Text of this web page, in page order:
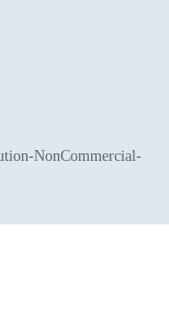
NonCommercial-